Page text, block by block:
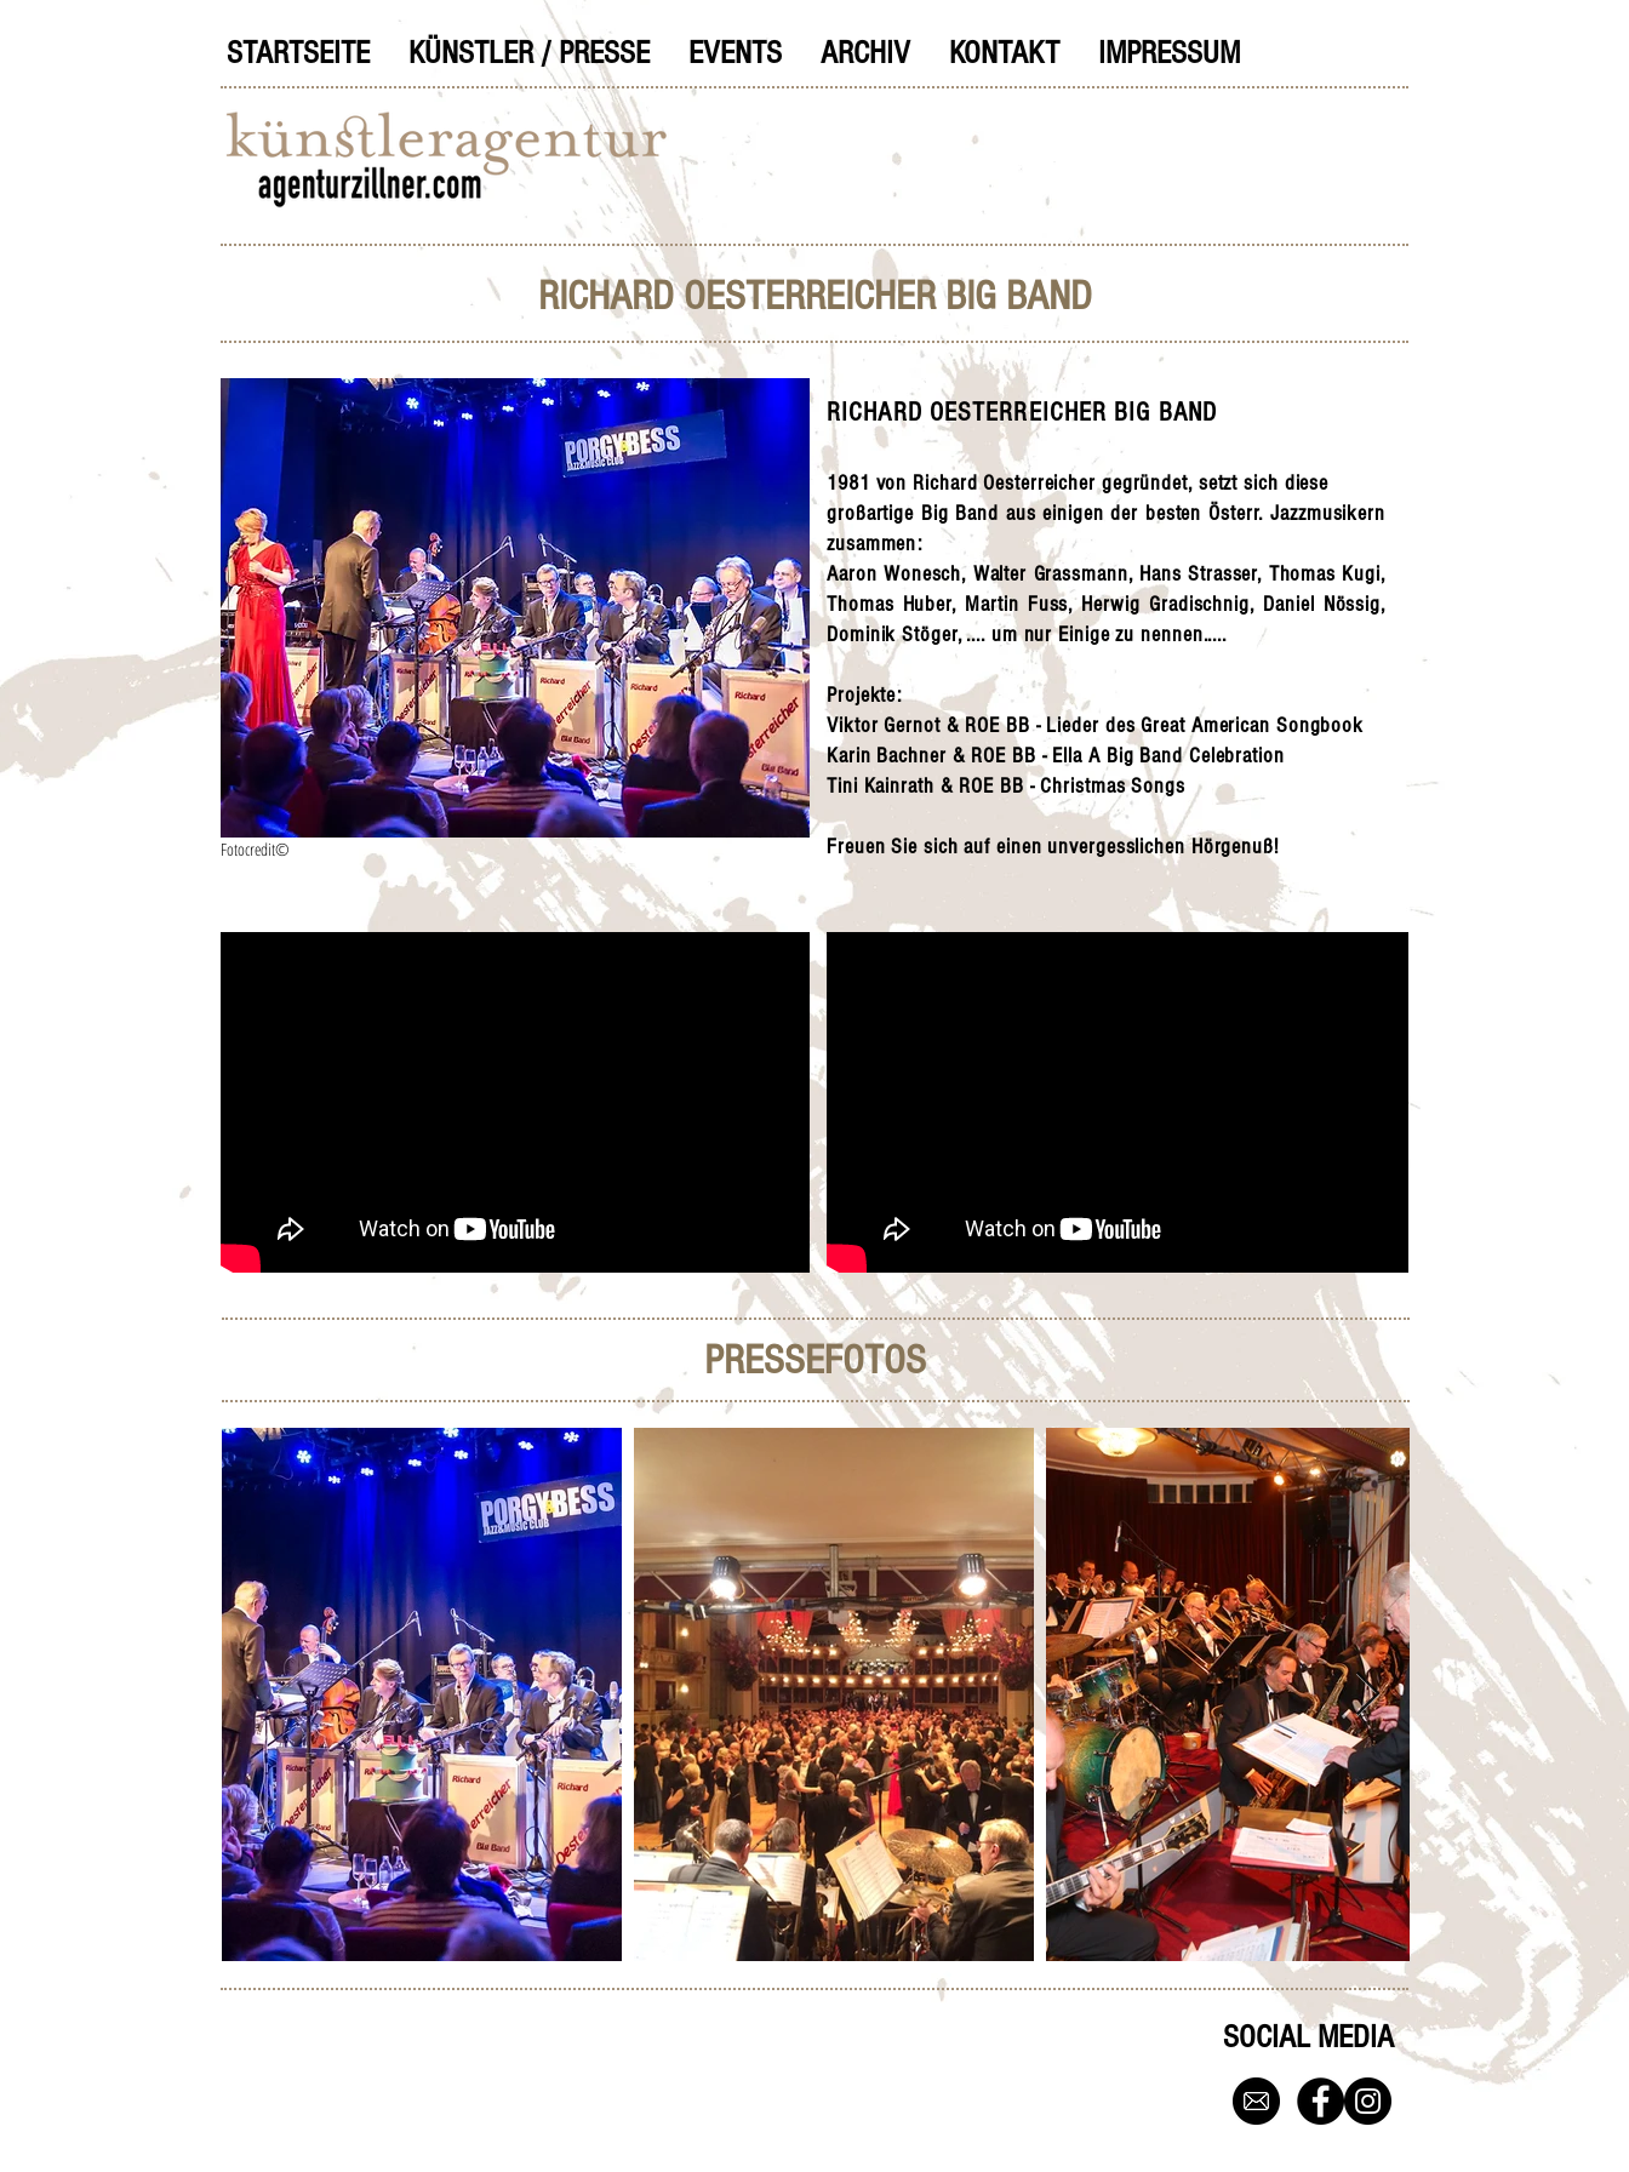
STARTSEITE KÜNSTLER / PRESSE EVENTS ARCHIV KONTAKT IMPRESSUM
RICHARD OESTERREICHER BIG BAND
Fotocredit©
RICHARD OESTERREICHER BIG BAND
1981 von Richard Oesterreicher gegründet, setzt sich diese
großartige Big Band aus einigen der besten Österr. Jazzmusikern
zusammen:
Aaron Wonesch, Walter Grassmann, Hans Strasser, Thomas Kugi,
Thomas Huber, Martin Fuss, Herwig Gradischnig, Daniel Nössig,
Dominik Stöger, .... um nur Einige zu nennen.....
Projekte:
Viktor Gernot & ROE BB - Lieder des Great American Songbook
Karin Bachner & ROE BB - Ella A Big Band Celebration
Tini Kainrath & ROE BB - Christmas Songs
Freuen Sie sich auf einen unvergesslichen Hörgenuß!
PRESSEFOTOS
SOCIAL MEDIA